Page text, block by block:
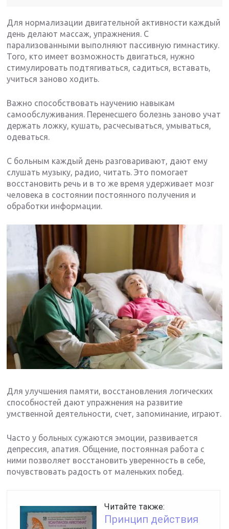
Для нормализации двигательной активности каждый
день делают массаж, упражнения. С
парализованными выполняют пассивную гимнастику.
Того, кто имеет возможность двигаться, нужно
стимулировать подтягиваться, садиться, вставать,
учиться заново ходить.
Важно способствовать научению навыкам
самообслуживания. Перенесшего болезнь заново учат
держать ложку, кушать, расчесываться, умываться,
одеваться.
С больным каждый день разговаривают, дают ему
слушать музыку, радио, читать. Это помогает
восстановить речь и в то же время удерживает мозг
человека в состоянии постоянного получения и
обработки информации.
Для улучшения памяти, восстановления логических
способностей дают упражнения на развитие
умственной деятельности, счет, запоминание, играют.
Часто у больных сужаются эмоции, развивается
депрессия, апатия. Общение, постоянная работа с
ними позволяет восстановить уверенность в себе,
почувствовать радость от маленьких побед.
Читайте также:
Принцип действия